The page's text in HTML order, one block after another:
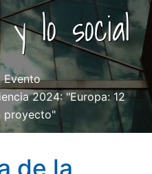
lo social
Evento
2024: "Europa: 12
proyecto"
de la